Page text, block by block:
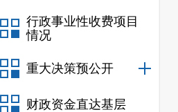
行政事业性收费项目
情况
重大决策预公开
财政资金直达基层